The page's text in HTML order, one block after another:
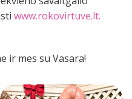
www.rokovirtuve.lt.
ir mes su Vasara!